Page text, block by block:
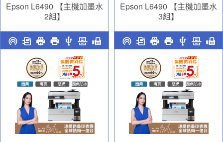
Epson L6490 【主機加墨水
2組】
連續供墨印表機｜商務多工
神助力
Epson L6490 【主機加墨水
3組】
連續供墨印表機｜商務多工
神助力